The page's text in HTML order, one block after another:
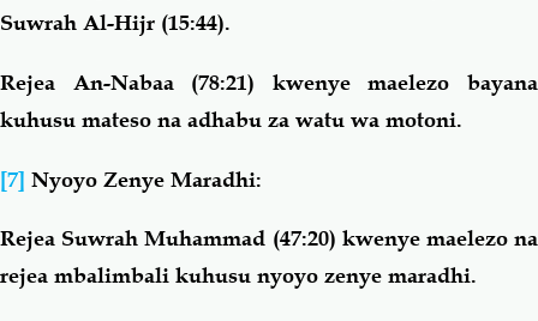
Suwrah Al-Hijr (15:44).
Rejea An-Nabaa (78:21) kwenye maelezo bayana
kuhusu mateso na adhabu za watu wa motoni.
[7] Nyoyo Zenye Maradhi:
Rejea Suwrah Muhammad (47:20) kwenye maelezo na
rejea mbalimbali kuhusu nyoyo zenye maradhi.